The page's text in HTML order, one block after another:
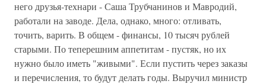
него друзья-технари - Саша Трубчанинов и Мавродий,
работали на заводе. Дела, однако, много: отливать,
точить, варить. В общем - финансы, 10 тысяч рублей
старыми. По теперешним аппетитам - пустяк, но их
нужно было иметь "живыми". Если пустить через заказы
и перечисления, то будут делать годы. Выручил министр